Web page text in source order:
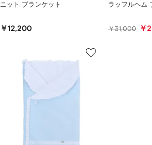
ニット ブランケット
￥12,200
ラッフルヘム
￥31,000 ￥